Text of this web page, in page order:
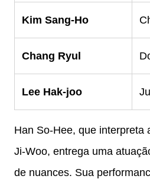
Kim Sang-Ho
Chang Ryul
Lee Hak-joo
Han So-Hee, que interpreta
Ji-Woo, entrega uma
de nuances. Sua